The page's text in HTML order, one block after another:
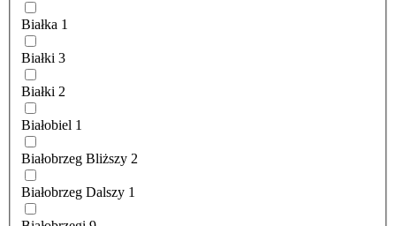
Białka 1
Białki 3
Białki 2
Białobiel 1
Białobrzeg Bliższy 2
Białobrzeg Dalszy 1